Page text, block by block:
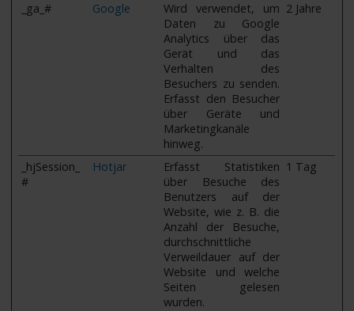
_ga_# Google
Wird verwendet, um
Daten zu Google
Analytics über das
Gerät und das
Verhalten des
Besuchers zu senden.
Erfasst den Besucher
über Geräte und
Marketingkanäle
hinweg.
2 Jahre
_hjSession_
#
Hotjar
Erfasst Statistiken
über Besuche des
Benutzers auf der
Website, wie z. B. die
Anzahl der Besuche,
durchschnittliche
Verweildauer auf der
Website und welche
Seiten gelesen
wurden.
1 Tag